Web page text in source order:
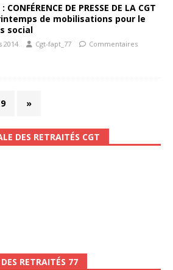
CONFÉRENCE DE PRESSE DE LA CGT
de mobilisations pour le
social
2014 Cgt-fapt_77
Commentaires
9 »
DES RETRAITÉS CGT
RETRAITÉS 77